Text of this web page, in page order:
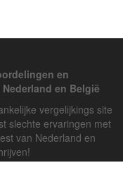
en
en België
vergelijkings site
slechte ervaringen met
van Nederland en